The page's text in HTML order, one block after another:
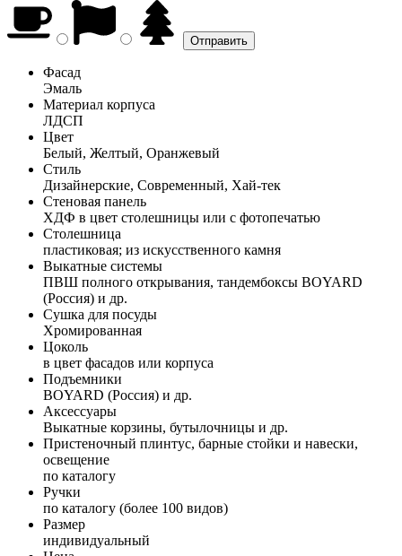
Фасад
Эмаль
Материал корпуса
ЛДСП
Цвет
Белый, Желтый, Оранжевый
Стиль
Дизайнерские, Современный, Хай-тек
Стеновая панель
ХДФ в цвет столешницы или с фотопечатью
Столешница
пластиковая; из искусственного камня
Выкатные системы
ПВШ полного открывания, тандембоксы BOYARD
(Россия) и др.
Сушка для посуды
Хромированная
Цоколь
в цвет фасадов или корпуса
Подъемники
BOYARD (Россия) и др.
Аксессуары
Выкатные корзины, бутылочницы и др.
Пристеночный плинтус, барные стойки и навески,
освещение
по каталогу
Ручки
по каталогу (более 100 видов)
Размер
индивидуальный